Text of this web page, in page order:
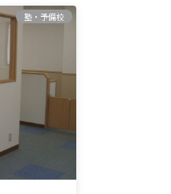
塾・予備校